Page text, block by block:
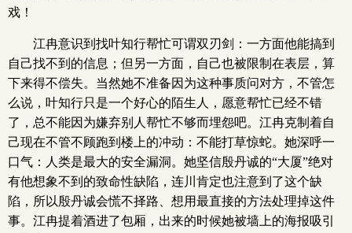
戏！
江冉意识到找叶知行帮忙可谓双刃剑：一方面他能搞到
自己找不到的信息；但另一方面，自己也被限制在表层，算
下来得不偿失。当然她不准备因为这种事质问对方，不管怎
么说，叶知行只是一个好心的陌生人，愿意帮忙已经不错
了，总不能因为嫌弃别人帮忙不够而埋怨吧。江冉克制着自
己现在不管不顾跑到楼上的冲动：不能打草惊蛇。她深呼一
口气：人类是最大的安全漏洞。她坚信殷丹诚的“大厦”绝对
有他想象不到的致命性缺陷，连川肯定也注意到了这个缺
陷，所以殷丹诚会慌不择路、想用最直接的方法处理掉这件
事。江冉提着酒进了包厢，出来的时候她被墙上的海报吸引